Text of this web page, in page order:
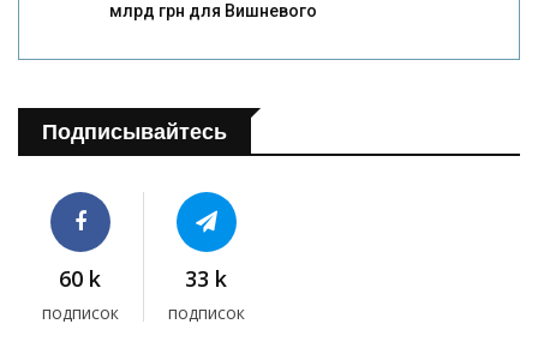
млрд грн для Вишневого
Подписывайтесь
60 k
подписок
33 k
подписок